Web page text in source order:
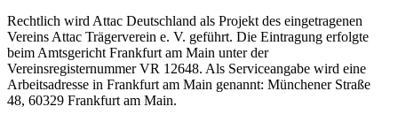
Rechtlich wird Attac Deutschland als Projekt des eingetragenen
Vereins Attac Trägerverein e. V. geführt. Die Eintragung erfolgte
beim Amtsgericht Frankfurt am Main unter der
Vereinsregisternummer VR 12648. Als Serviceangabe wird eine
Arbeitsadresse in Frankfurt am Main genannt: Münchener Straße
48, 60329 Frankfurt am Main.